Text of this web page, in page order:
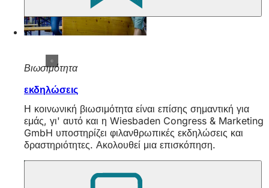
Βιωσιμότητα
εκδηλώσεις
Η κοινωνική βιωσιμότητα είναι επίσης σημαντική για
εμάς, γι' αυτό και η Wiesbaden Congress & Marketing
GmbH υποστηρίζει φιλανθρωπικές εκδηλώσεις και
δραστηριότητες. Ακολουθεί μια επισκόπηση.